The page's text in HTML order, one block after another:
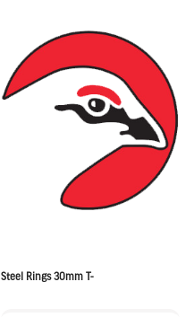
Steel Rings 30mm T-